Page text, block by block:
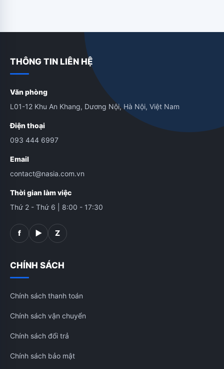
THÔNG TIN LIÊN HỆ
Văn phòng
L01-12 Khu An Khang, Dương Nội, Hà Nội, Việt Nam
Điện thoại
093 444 6997
Email
contact@nasia.com.vn
Thời gian làm việc
Thứ 2 - Thứ 6 | 8:00 - 17:30
f ▶ Z
CHÍNH SÁCH
Chính sách thanh toán
Chính sách vận chuyển
Chính sách đổi trả
Chính sách bảo mật